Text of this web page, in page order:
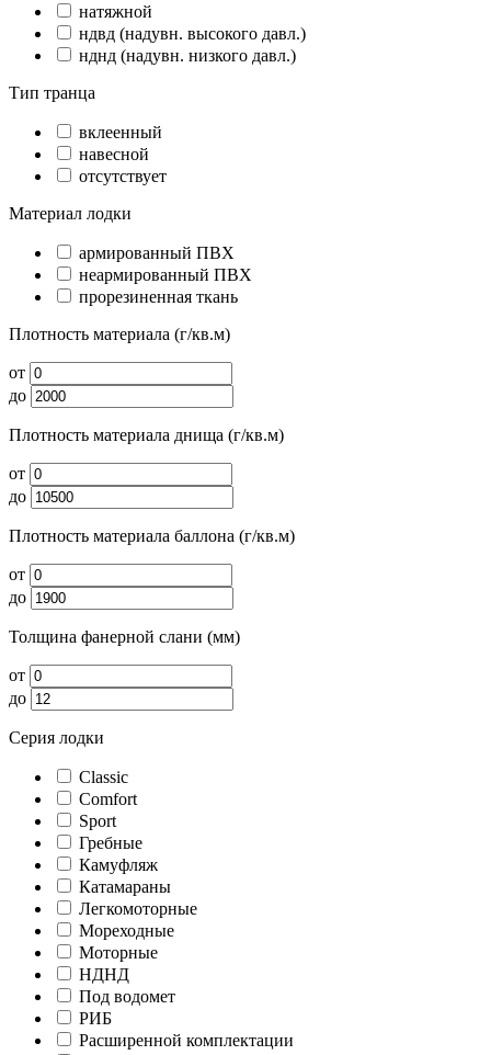
натяжной
ндвд (надувн. высокого давл.)
нднд (надувн. низкого давл.)
Тип транца
вклеенный
навесной
отсутствует
Материал лодки
армированный ПВХ
неармированный ПВХ
прорезиненная ткань
Плотность материала (г/кв.м)
от
до
Плотность материала днища (г/кв.м)
от
до
Плотность материала баллона (г/кв.м)
от
до
Толщина фанерной слани (мм)
от
до
Серия лодки
Classic
Comfort
Sport
Гребные
Камуфляж
Катамараны
Легкомоторные
Мореходные
Моторные
НДНД
Под водомет
РИБ
Расширенной комплектации